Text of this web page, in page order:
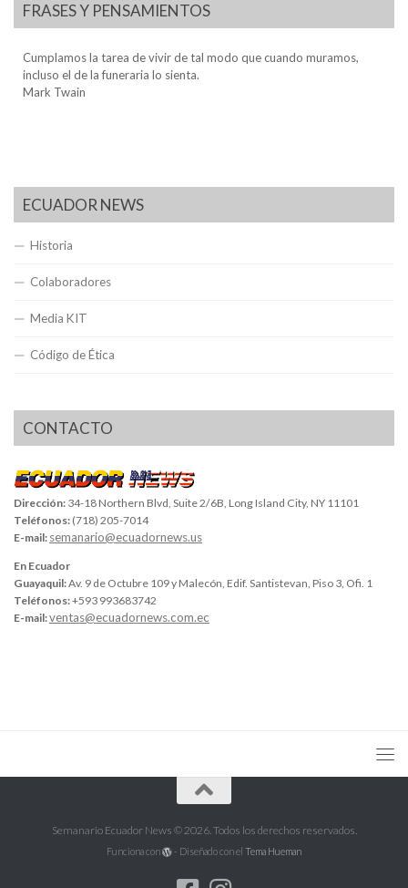
FRASES Y PENSAMIENTOS
Cumplamos la tarea de vivir de tal modo que cuando muramos,
incluso el de la funeraria lo sienta.
Mark Twain
ECUADOR NEWS
Historia
Colaboradores
Media KIT
Código de Ética
CONTACTO
Dirección: 34-18 Northern Blvd, Suite 2/6B, Long Island City, NY 11101
Teléfonos: (718) 205-7014
E-mail: semanario@ecuadornews.us
En Ecuador
Guayaquil:Av. 9 de Octubre 109 y Malecón, Edif. Santistevan, Piso 3, Ofi. 1
Teléfonos:+593 993683742
E-mail:ventas@ecuadornews.com.ec
Semanario Ecuador News © 2026. Todos los derechos reservados.
Funciona con - Diseñado con el Tema Hueman